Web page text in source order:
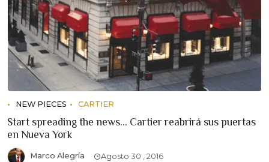
NEW PIECES CARTIER
Start spreading the news... Cartier reabrirá sus puertas
en Nueva York
Marco Alegría Agosto 30 , 2016